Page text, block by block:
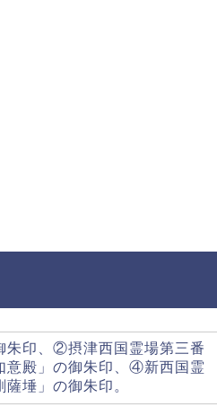
朱印、②摂津西国霊場第三番
意殿」の御朱印、④新西国霊
埵」の御朱印。